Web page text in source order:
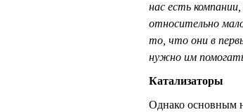
нас есть
относительно
то, что они в
нужно им
Катализаторы
Однако основным